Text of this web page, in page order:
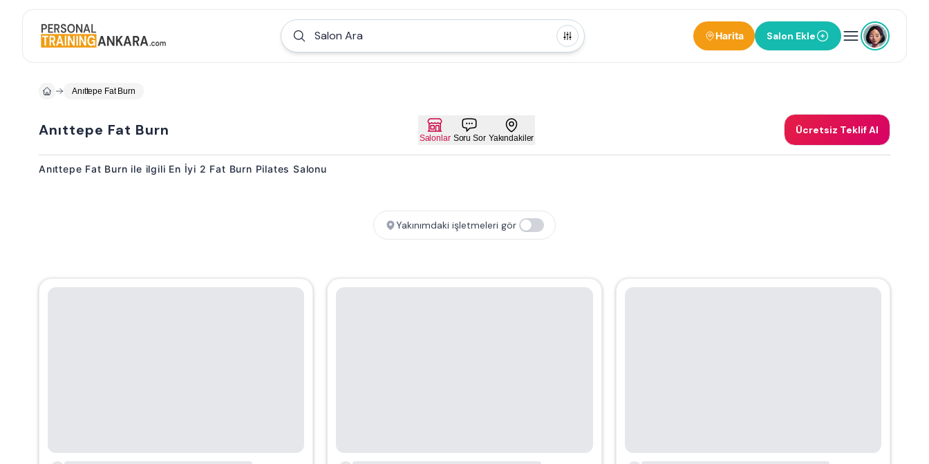
Salon Ara Harita Salon Ekle
Anıttepe Fat Burn
Anıttepe Fat Burn Salonlar Soru Sor Yakındakiler
Ücretsiz Teklif Al
Anıttepe Fat Burn ile ilgili En İyi 2 Fat Burn Pilates Salonu
Yakınımdaki işletmeleri gör